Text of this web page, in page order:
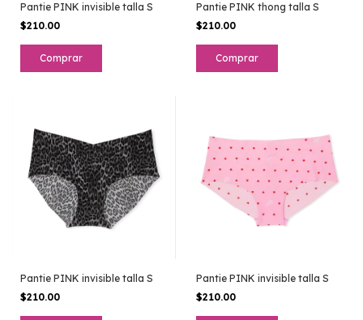
Pantie PINK invisible talla S
$210.00
Pantie PINK thong talla S
$210.00
Pantie PINK invisible talla S
$210.00
Pantie PINK invisible talla S
$210.00